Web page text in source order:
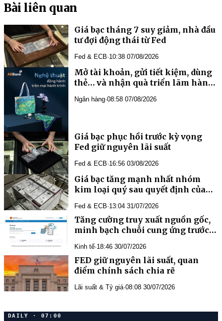
Bài liên quan
Giá bạc tháng 7 suy giảm, nhà đầu
tư đợi động thái từ Fed
Fed & ECB·10:38 07/08/2026
Mở tài khoản, gửi tiết kiệm, dùng
thẻ… và nhận quà triển lãm hàng
Ngân hàng·08:58 07/08/2026
Giá bạc phục hồi trước kỳ vọng
Fed giữ nguyên lãi suất
Fed & ECB·16:56 03/08/2026
Giá bạc tăng mạnh nhất nhóm
kim loại quý sau quyết định của
Fed & ECB·13:04 31/07/2026
Tăng cường truy xuất nguồn gốc,
minh bạch chuỗi cung ứng trước
Kinh tế·18:46 30/07/2026
FED giữ nguyên lãi suất, quan
điểm chính sách chia rẽ
Lãi suất & Tỷ giá·08:08 30/07/2026
DAILY · 07:00